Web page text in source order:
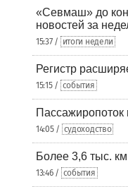
«Севмаш» до
новостей за
15:37 / итоги недели
Регистр
15:15 / события
14:05 / судоходство
Более 3,6 тыс.
13:46 / события